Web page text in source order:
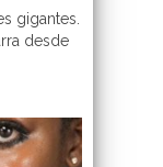
gigantes.
desde